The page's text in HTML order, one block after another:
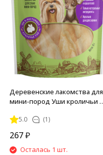
Деревенские лакомства для
мини-пород Уши кроличьи -
5.0 (1)
267₽
Осталась 1 шт.